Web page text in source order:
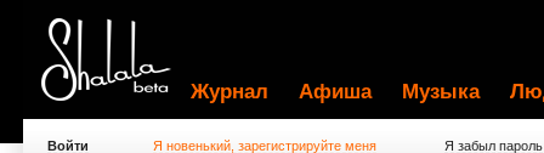
Журнал Афиша Музыка
Войти Я новенький, зарегистрируйте меня Я забыл пароль